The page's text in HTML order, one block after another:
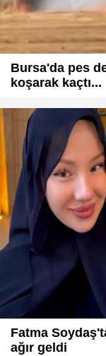
Bursa'da pes
koşarak kaçtı...
Fatma
ağır geldi